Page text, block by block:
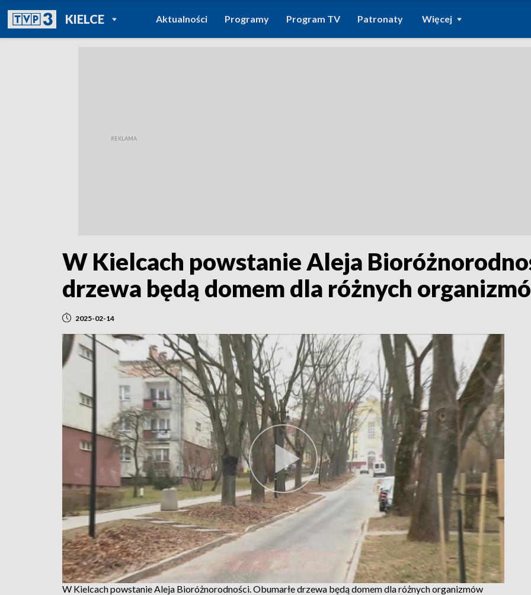
KIELCEPOWRÓT DO
TVP REGIONY
Aktualności Programy Program TV Patronaty Więcej
W Kielcach powstanie Aleja
drzewa będą domem dla różnych
2025-02-14
W Kielcach powstanie Aleja Bioróżnorodności. Obumarłe drzewa będą domem dla różnych organizmów